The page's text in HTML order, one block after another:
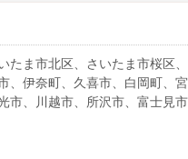
たま市北区、さいたま市桜区
、伊奈町、久喜市、白岡町、
市、川越市、所沢市、富士見